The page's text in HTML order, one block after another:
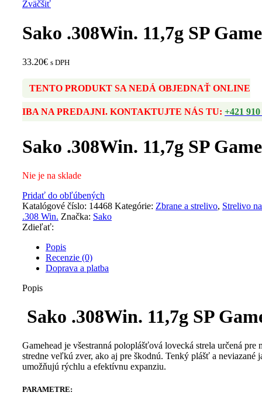
Zväčšiť
Sako .308Win. 11,7g SP
33.20€ s DPH
TENTO PRODUKT SA NEDÁ OBJEDNAŤ ONLINE
IBA NA PREDAJNI. KONTAKTUJTE NÁS TU: +421
Sako .308Win. 11,7g SP
Nie je na sklade
Pridať do obľúbených
Katalógové číslo: 14468 Kategórie: Zbrane a strelivo, Strelivo
.308 Win. Značka: Sako
Zdieľať:
Popis
Recenzie (0)
Doprava a platba
Popis
Sako .308Win. 11,7g SP
Gamehead je všestranná poloplášťová lovecká strela určená pre
stredne veľkú zver, ako aj pre škodnú. Tenký plášť a neviazané
umožňujú rýchlu a efektívnu expanziu.
PARAMETRE: